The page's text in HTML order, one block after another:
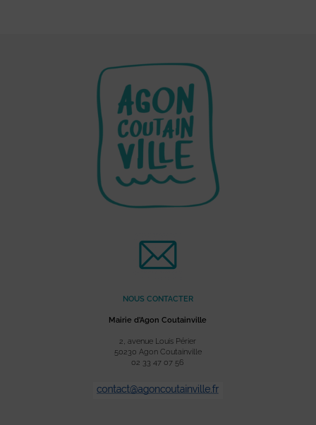
NOUS CONTACTER
Mairie d’Agon Coutainville
2, avenue Louis Périer
50230 Agon Coutainville
02 33 47 07 56